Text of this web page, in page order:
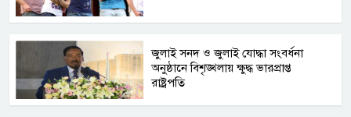
জুলাই সনদ ও জুলাই যোদ্ধা সংবর্ধনা
অনুষ্ঠানে বিশৃঙ্খলায় ক্ষুদ্ধ ভারপ্রাপ্ত
রাষ্ট্রপতি